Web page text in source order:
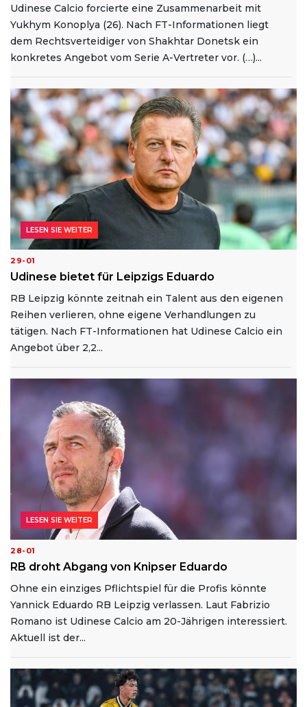
Udinese Calcio forcierte eine Zusammenarbeit mit
Yukhym Konoplya (26). Nach FT-Informationen liegt
dem Rechtsverteidiger von Shakhtar Donetsk ein
konkretes Angebot vom Serie A-Vertreter vor. (…)...
29-01
Udinese bietet für Leipzigs Eduardo
RB Leipzig könnte zeitnah ein Talent aus den eigenen
Reihen verlieren, ohne eigene Verhandlungen zu
tätigen. Nach FT-Informationen hat Udinese Calcio ein
Angebot über 2,2...
LESEN SIE WEITER
28-01
RB droht Abgang von Knipser Eduardo
Ohne ein einziges Pflichtspiel für die Profis könnte
Yannick Eduardo RB Leipzig verlassen. Laut Fabrizio
Romano ist Udinese Calcio am 20-Jährigen interessiert.
Aktuell ist der...
LESEN SIE WEITER